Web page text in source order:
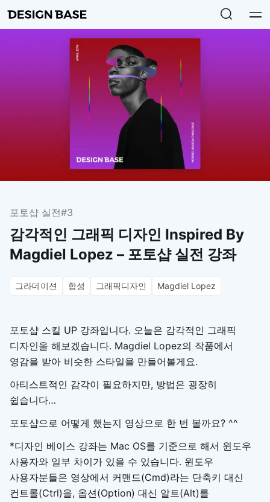
포토샵 실전#3
감각적인 그래픽 디자인 Inspired By
Magdiel Lopez – 포토샵 실전 강좌
그라데이션 합성 그래픽디자인 Magdiel Lopez
포토샵 스킬 UP 강좌입니다. 오늘은 감각적인 그래픽
디자인을 해보겠습니다. Magdiel Lopez의 작품에서
영감을 받아 비슷한 스타일을 만들어볼게요.
아티스트적인 감각이 필요하지만, 방법은 굉장히
쉽습니다…
포토샵으로 어떻게 했는지 영상으로 한 번 볼까요? ^^
*디자인 베이스 강좌는 Mac OS를 기준으로 해서 윈도우
사용자와 일부 차이가 있을 수 있습니다. 윈도우
사용자분들은 영상에서 커맨드(Cmd)라는 단축키 대신
컨트롤(Ctrl)을, 옵션(Option) 대신 알트(Alt)를